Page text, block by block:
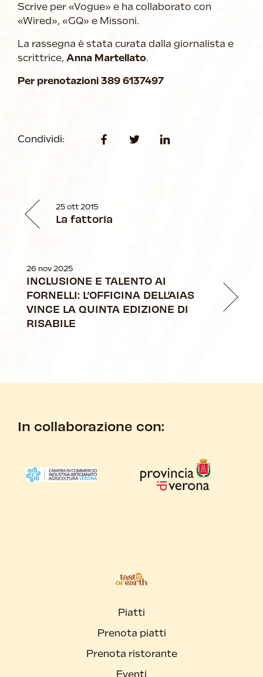
Scrive per «Vogue» e ha collaborato con
«Wired», «GQ» e Missoni.
La rassegna è stata curata dalla giornalista e
scrittrice, Anna Martellato.
Per prenotazioni 389 6137497
Condividi:
25 ott 2015
La fattoria
26 nov 2025
INCLUSIONE E TALENTO AI
FORNELLI: L’OFFICINA DELL’AIAS
VINCE LA QUINTA EDIZIONE DI
RISABILE
In collaborazione con:
Piatti
Prenota piatti
Prenota ristorante
Eventi